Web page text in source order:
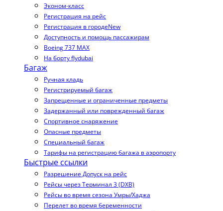
Эконом-класс
Регистрация на рейс
Регистрация в городеNew
Доступность и помощь пассажирам
Boeing 737 MAX
На борту flydubai
Багаж
Ручная кладь
Регистрируемый багаж
Запрещенные и ограниченные предметы
Задержанный или поврежденный багаж
Спортивное снаряжение
Опасные предметы
Специальный багаж
Тарифы на регистрацию багажа в аэропорту
Быстрые ссылки
Разрешение Допуск на рейс
Рейсы через Терминал 3 (DXB)
Рейсы во время сезона Умры/Хаджа
Перелет во время беременности